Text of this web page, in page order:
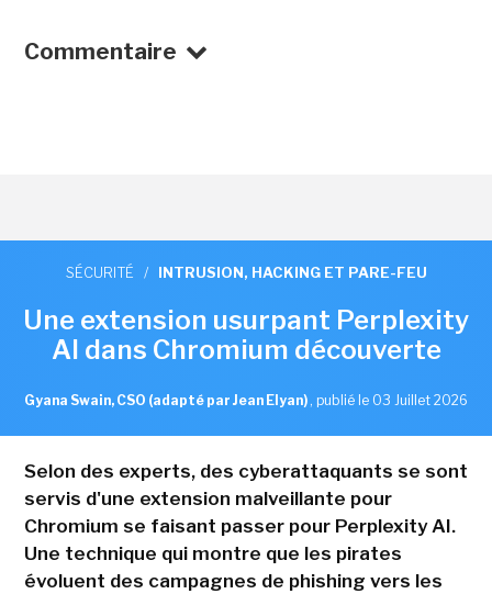
Commentaire
SÉCURITÉ / INTRUSION, HACKING ET PARE-FEU
Une extension usurpant Perplexity
AI dans Chromium découverte
Gyana Swain, CSO (adapté par Jean Elyan) , publié le 03 Juillet 2026
Selon des experts, des cyberattaquants se sont
servis d'une extension malveillante pour
Chromium se faisant passer pour Perplexity AI.
Une technique qui montre que les pirates
évoluent des campagnes de phishing vers les